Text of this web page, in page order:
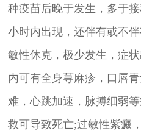
种疫苗后晚于发生，多于
小时内出现，还伴有或不
敏性休克，极少发生，症
内可有全身荨麻疹，口唇
难，心跳加速，脉搏细弱
救可导致死亡;过敏性紫癜